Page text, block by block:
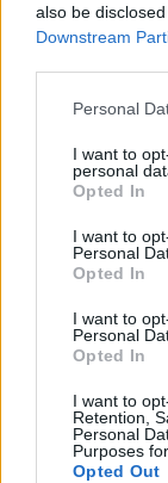
also be
Downstream
Personal
I want to
personal
Opted In
I want to
Personal
Opted In
I want to
Personal
Opted In
I want to
Retention,
Personal
Purposes
Opted Out
για τις